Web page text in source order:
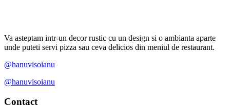
Va asteptam intr-un decor rustic cu un design si o ambianta aparte
unde puteti servi pizza sau ceva delicios din meniul de restaurant.
@hanuvisoianu
@hanuvisoianu
Contact